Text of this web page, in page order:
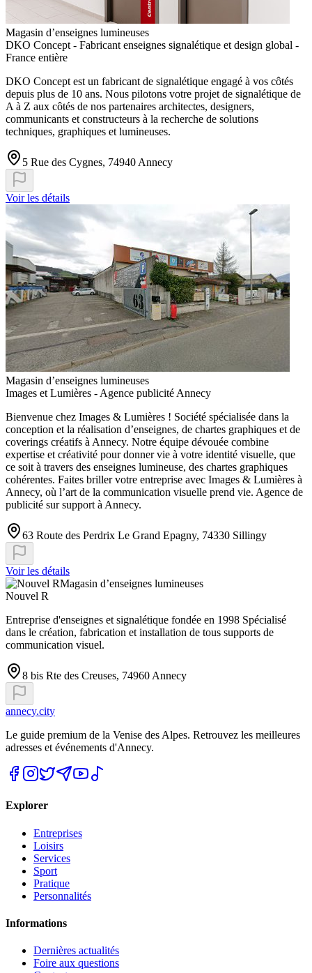
Magasin d’enseignes lumineuses
DKO Concept - Fabricant enseignes signalétique et design global -
France entière
DKO Concept est un fabricant de signalétique engagé à vos côtés
depuis plus de 10 ans. Nous pilotons votre projet de signalétique de
A à Z aux côtés de nos partenaires architectes, designers,
communicants et constructeurs à la recherche de solutions
techniques, graphiques et lumineuses.
5 Rue des Cygnes, 74940 Annecy
Voir les détails
Magasin d’enseignes lumineuses
Images et Lumières - Agence publicité Annecy
Bienvenue chez Images & Lumières ! Société spécialisée dans la
conception et la réalisation d’enseignes, de chartes graphiques et de
coverings créatifs à Annecy. Notre équipe dévouée combine
expertise et créativité pour donner vie à votre identité visuelle, que
ce soit à travers des enseignes lumineuse, des chartes graphiques
cohérentes. Faites briller votre entreprise avec Images & Lumières à
Annecy, où l’art de la communication visuelle prend vie. Agence de
publicité sur support à Annecy.
63 Route des Perdrix Le Grand Epagny, 74330 Sillingy
Voir les détails
Magasin d’enseignes lumineuses
Nouvel R
Entreprise d'enseignes et signalétique fondée en 1998 Spécialisé
dans le création, fabrication et installation de tous supports de
communication visuel.
8 bis Rte des Creuses, 74960 Annecy
annecy.city
Le guide premium de la Venise des Alpes. Retrouvez les meilleures
adresses et événements d'Annecy.
Explorer
Entreprises
Loisirs
Services
Sport
Pratique
Personnalités
Informations
Dernières actualités
Foire aux questions